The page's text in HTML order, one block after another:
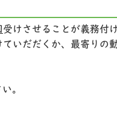
受けさせることが義務付
いだだくか、最寄りの
い。